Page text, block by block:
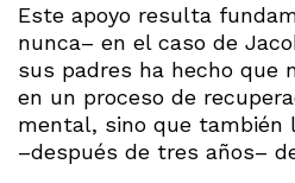
Este apoyo resulta
nunca– en el caso de
sus padres ha hecho que
en un proceso de
mental, sino que también
–después de tres años–